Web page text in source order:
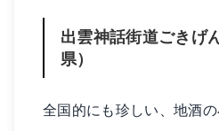
出雲神話街道ごきげ
県）
全国的にも珍しい、地酒の